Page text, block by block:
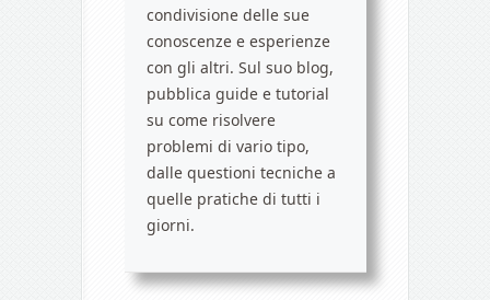
condivisione delle sue
conoscenze e esperienze
con gli altri. Sul suo blog,
pubblica guide e tutorial
su come risolvere
problemi di vario tipo,
dalle questioni tecniche a
quelle pratiche di tutti i
giorni.